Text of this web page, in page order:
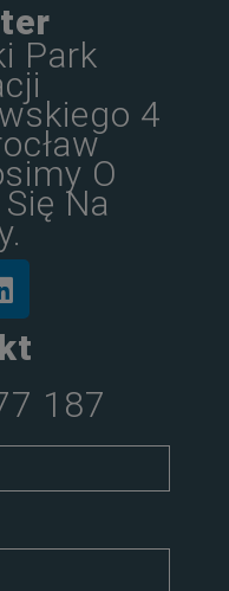
Park
4
O
Na
187